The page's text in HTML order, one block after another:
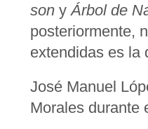
son y Árbol de
posteriormente,
extendidas es la
José Manuel
Morales durante